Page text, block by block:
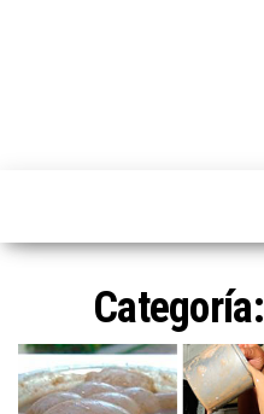
Categoría: